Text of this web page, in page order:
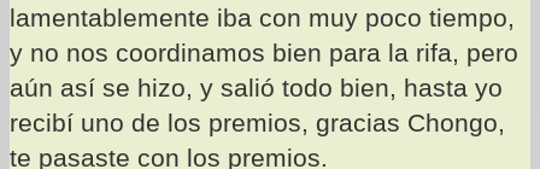
lamentablemente iba con muy poco tiempo,
y no nos coordinamos bien para la rifa, pero
aún así se hizo, y salió todo bien, hasta yo
recibí uno de los premios, gracias Chongo,
te pasaste con los premios.